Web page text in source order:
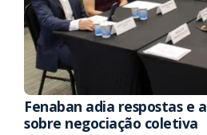
Fenaban adia respostas e
sobre negociação coletiva